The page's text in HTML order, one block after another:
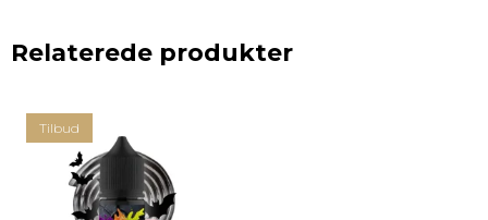
Relaterede produkter
Tilbud